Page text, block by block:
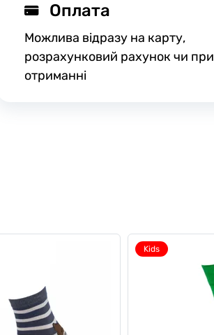
Оплата
Можлива відразу на карту,
розрахунковий рахунок чи при
отриманні
Kids